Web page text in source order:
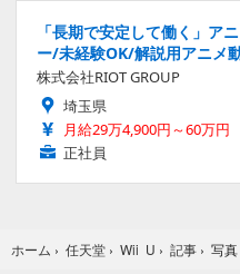
「長期で安定して働く」ア
ー/未経験OK/解説用アニメ
株式会社RIOT GROUP
埼玉県
月給29万4,900円～60万円
正社員
ホーム › 任天堂 › Wii U › 記事 › 写